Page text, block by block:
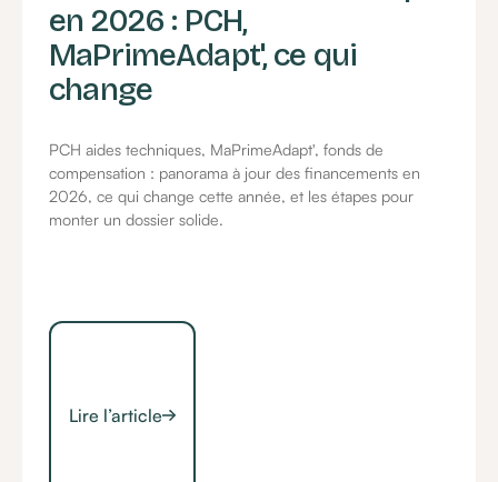
en 2026 : PCH,
MaPrimeAdapt', ce qui
change
PCH aides techniques, MaPrimeAdapt', fonds de
compensation : panorama à jour des financements en
2026, ce qui change cette année, et les étapes pour
monter un dossier solide.
Lire l’article